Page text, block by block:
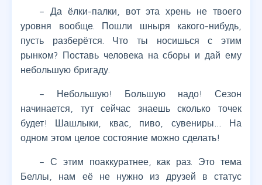
– Да ёлки-палки, вот эта хрень не твоего
уровня вообще. Пошли шныря какого-нибудь,
пусть разберётся. Что ты носишься с этим
рынком? Поставь человека на сборы и дай ему
небольшую бригаду.
– Небольшую! Большую надо! Сезон
начинается, тут сейчас знаешь сколько точек
будет! Шашлыки, квас, пиво, сувениры… На
одном этом целое состояние можно сделать!
– С этим поаккуратнее, как раз. Это тема
Беллы, нам её не нужно из друзей в статус